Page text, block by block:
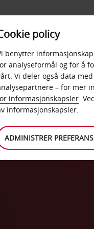
PRODUKTER
policy
benytter
analyseformål og for å
Vi deler også data
– for mer
informasjonskapsler.
informasjonskapsler.
ADMINISTRER